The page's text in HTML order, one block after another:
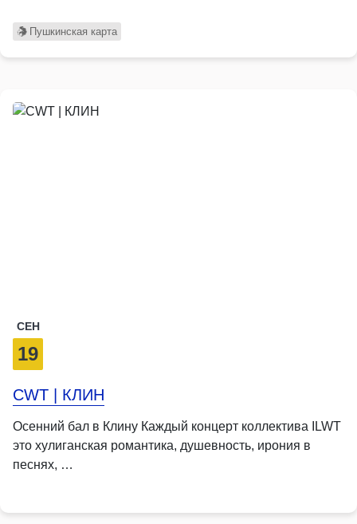
Пушкинская карта
СЕН
19
CWT | КЛИН
Осенний бал в Клину Каждый концерт коллектива ILWT
это хулиганская романтика, душевность, ирония в
песнях, …